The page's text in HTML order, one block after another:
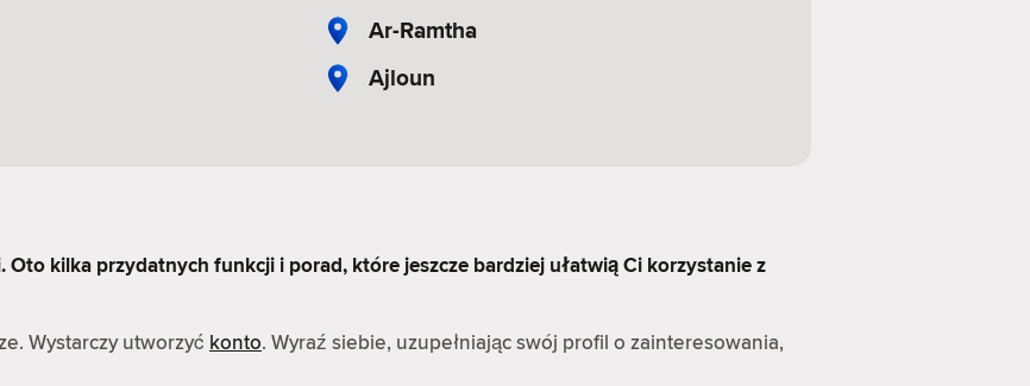
Ar-Ramtha
Ajloun
kilka przydatnych funkcji i porad, które jeszcze bardziej ułatwią Ci korzystanie z
Wystarczy utworzyć konto. Wyraź siebie, uzupełniając swój profil o zainteresowania,